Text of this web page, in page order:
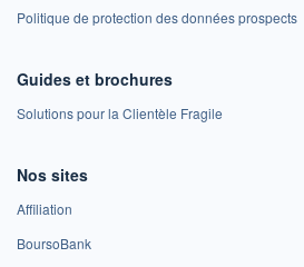
Politique de protection des données prospects
Guides et brochures
Solutions pour la Clientèle Fragile
Nos sites
Affiliation
BoursoBank